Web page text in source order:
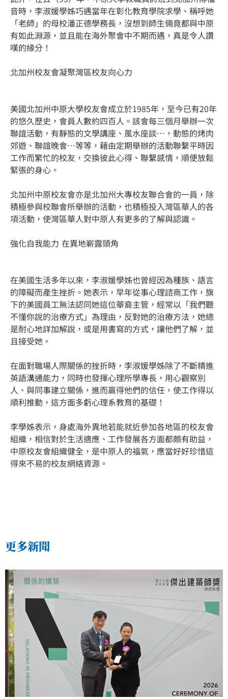
音時，李淑媛學姊巧遇當年在彰化教育學院求學、稱呼她
「老師」的母校潘正德學務長，沒想到師生倆竟都與中原
有如此淵源，並且能在海外聚會中不期而遇，真是令人讚
嘆的緣分！
北加州校友會凝聚灣區校友向心力
美國北加州中原大學校友會成立於1985年，至今已有20年
的悠久歷史，會員人數約四百人。該會每三個月舉辦一次
聯誼活動，有靜態的文學講座、風水座談…，動態的烤肉
郊遊、聯誼晚會…等等，藉由定期舉辦的活動聯繫平時因
工作而繁忙的校友，交換彼此心得、聯繫感情，順便放鬆
緊張的身心。
北加州中原校友會亦是北加州大專校友聯合會的一員，除
積極參與校聯會所舉辦的活動，也積極投入灣區華人的各
項活動，使灣區華人對中原人有更多的了解與認識。
強化自我能力 在異地嶄露頭角
在美國生活多年以來，李淑媛學姊也曾經因為種族、語言
的障礙而產生挫折。她表示，早年從事心理諮商工作，旗
下的美國員工無法認同她這位華裔主管，經常以「我們聽
不懂你說的治療方式」為理由，反對她的治療方法，她總
是耐心地詳加解說，或是用書寫的方式，讓他們了解，並
且接受她。
在面對職場人際關係的挫折時，李淑媛學姊除了不斷精進
英語溝通能力，同時也發揮心理所學專長，用心觀察別
人、與同事建立關係，進而贏得他們的信任，使工作得以
順利推動，這方面多虧心理系教育的基礎！
李學姊表示，身處海外異地若能就近參加各地區的校友會
組織，相信對於生活適應、工作發展各方面都頗有助益，
中原校友會組織健全，是中原人的福氣，應當好好珍惜這
得來不易的校友網絡資源。
更多新聞